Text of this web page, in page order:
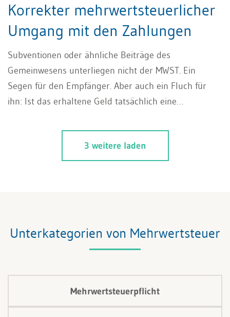
Korrekter mehrwertsteuerlicher
Umgang mit den Zahlungen
Subventionen oder ähnliche Beiträge des
Gemeinwesens unterliegen nicht der MWST. Ein
Segen für den Empfänger. Aber auch ein Fluch für
ihn: Ist das erhaltene Geld tatsächlich eine
für eine Leistung ans Gemeinwesen? Und ist die
vorgenommene Vorsteuerkürzung bei einer
Subvention aus Sicht der Eidgen. Steuerverwaltung
können sich anlässlich von MWST-Kontrollen durch
die wichtigsten Kriterien der Abgrenzung der
3 weitere laden
Unterkategorien von Mehrwertsteuer
Mehrwertsteuerpflicht